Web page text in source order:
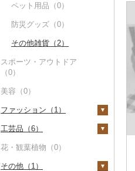
ペット用品（0）
防災グッズ（0）
その他雑貨（2）
スポーツ・アウトドア
（0）
美容（0）
ファッション（1）
鞄・バッグ（0）
洋服（1）
女性・レディース
和服（0）
工芸品（6）
織物（0）
陶器・漆器（0）
花・観葉植物（0）
その他（1）